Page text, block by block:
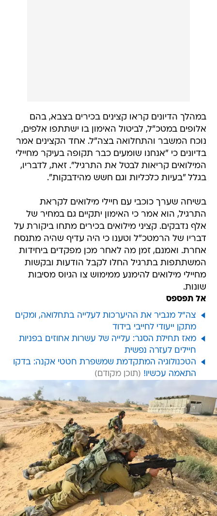
במהלך הדיונים קראו קצינים בכירים בצבא, בהם
אלופים במטכ"ל, לביטול האימון בו ישתתפו אלפים,
נוכח המשבר והתחלואה בצה"ל. אחד הקצינים אמר
בדיונים כי "אנחנו שומעים כבר תקופה בעיקר מחיילי
המילואים קריאות לבטל את התרגיל". זאת, לדבריו,
בגלל "בעיות כלכליות וגם חשש מהידבקות".
בשיחה שערך כוכבי עם חיילי מילואים לקראת
התרגיל, הוא אמר כי האימון יתקיים גם במחיר של
אלף נדבקים. קציני מילואים בכירים מתחו ביקורת על
דבריו של הרמטכ"ל וטענו כי היה עדיף שהיה מתנסח
אחרת. ואמנם, זמן מה לאחר מכן מפקדים ביחידות
המשתתפות בתרגיל החלו לקבל הודעות ובקשות
מחיילי מילואים להימנע ממימוש צו הגיוס מסיבות
שונות.
אל תפספס
צה"ל מגביר את ההיערכות לעלייה בתחלואה, ומקים
מתקן ייעודי לחייבי בידוד
מאז תחילת הסגר: עלייה של עשרות אחוזים בפניות
חיילים לעזרה נפשית
הטכנולוגיה המתקדמת שמשפרת חטטי אקנה: בדקו
התאמה עכשיו!